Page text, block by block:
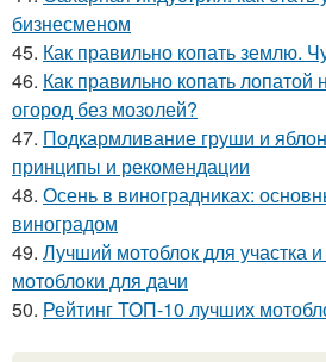
бизнесменом
45. Как правильно копать землю.
46. Как правильно копать лопатой
огород без мозолей?
47. Подкармливание груши и
принципы и рекомендации
48. Осень в виноградниках:
виноградом
49. Лучший мотоблок для участка
мотоблоки для дачи
50. Рейтинг ТОП-10 лучших